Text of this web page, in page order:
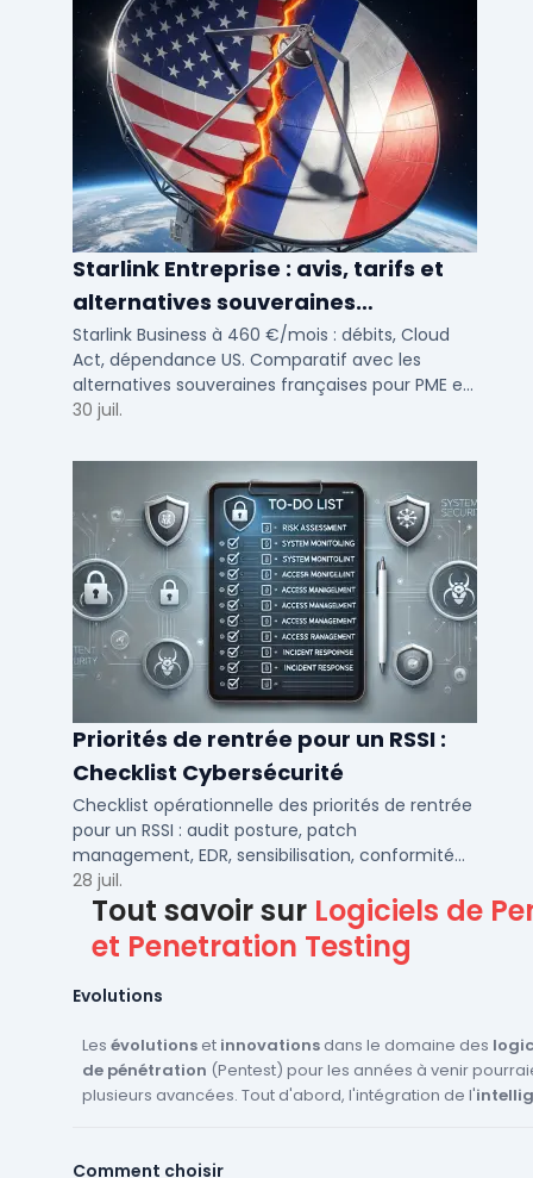
Starlink Entreprise : avis, tarifs et
alternatives souveraines
françaises 2026
Starlink Business à 460 €/mois : débits, Cloud
Act, dépendance US. Comparatif avec les
alternatives souveraines françaises pour PME et
ETI multi-sites. Avis terrain et critères de choix
30 juil.
Priorités de rentrée pour un RSSI :
Checklist Cybersécurité
Checklist opérationnelle des priorités de rentrée
pour un RSSI : audit posture, patch
management, EDR, sensibilisation, conformité
NIS2 et plan de continuité.
28 juil.
Tout savoir sur Logiciels de
et Penetration Testing
Evolutions
Les évolutionset innovationsdans le domaine des
de pénétration (Pentest) pour les années à venir
plusieurs avancées. Tout d'abord, l'intégration de l'
technologies permettront d'identifier plus rapidement et
Comment choisir